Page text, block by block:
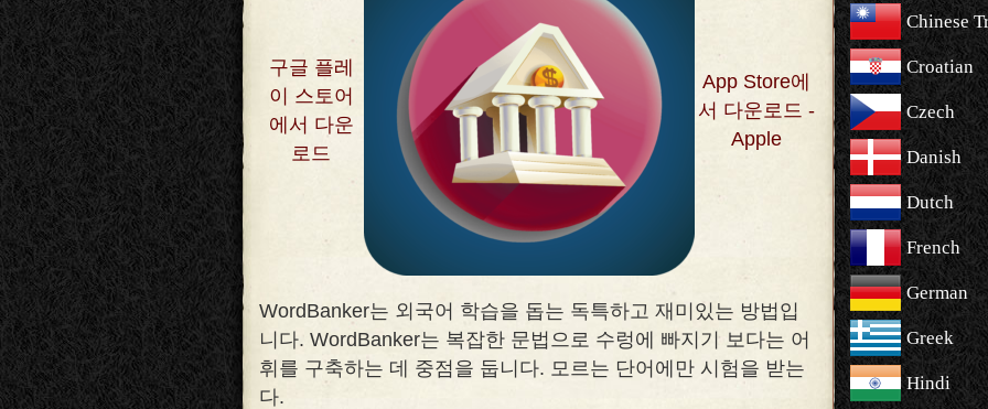
구글 플레
이 스토어
에서 다운
로드
App Store에
서 다운로드 -
Apple
WordBanker는 외국어 학습을 돕는 독특하고 재미있는 방법입
니다. WordBanker는 복잡한 문법으로 수렁에 빠지기 보다는 어
휘를 구축하는 데 중점을 둡니다. 모르는 단어에만 시험을 받는
다.
Chinese
Croatian
Czech
Danish
Dutch
French
German
Greek
Hindi